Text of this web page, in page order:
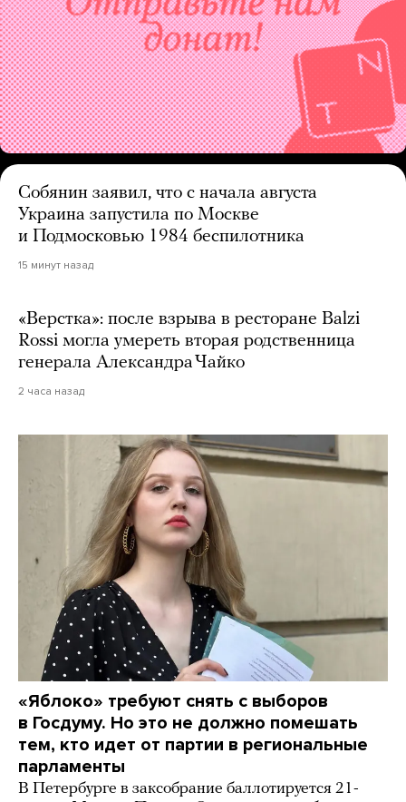
Собянин заявил, что с начала августа
Украина запустила по Москве
и Подмосковью 1984 беспилотника
15 минут назад
«Верстка»: после взрыва в ресторане Balzi
Rossi могла умереть вторая родственница
генерала Александра Чайко
2 часа назад
«Яблоко» требуют снять с выборов
в Госдуму. Но это не должно помешать
тем, кто идет от партии в региональные
парламенты
В Петербурге в заксобрание баллотируется 21-